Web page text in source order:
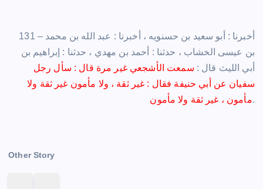
131 – أخبرنا : أبو سعيد بن حسنويه ، أخبرنا : عبد الله بن محمد
بن عيسى الخشاب ، حدثنا : أحمد بن مهدي ، حدثنا : إبراهيم بن
أبي الليث قال : سمعت الأشجعي غير مرة قال : سأل رجل
سفيان عن أبي حنيفة فقال : غير ثقة ، ولا مأمون غير ثقة ولا
مأمون ، غير ثقة ولا مأمون.
Other Story